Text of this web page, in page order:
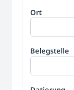
Ort
Belegstelle